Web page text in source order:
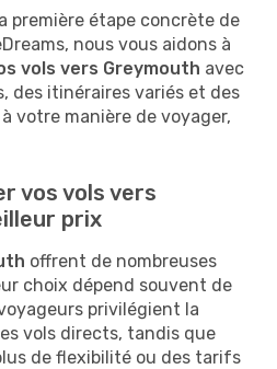
première étape concrète de
nous vous aidons à
vols vers Greymouth avec
des itinéraires variés et des
votre manière de voyager,
vos vols vers
prix
offrent de nombreuses
choix dépend souvent de
privilégient la
vols directs, tandis que
de flexibilité ou des tarifs